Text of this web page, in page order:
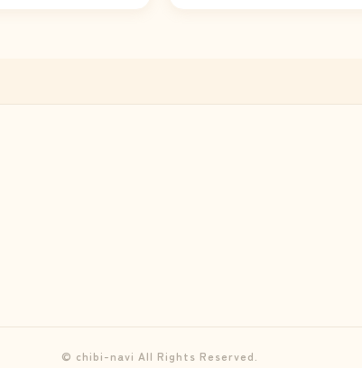
© chibi-navi All Rights Reserved.